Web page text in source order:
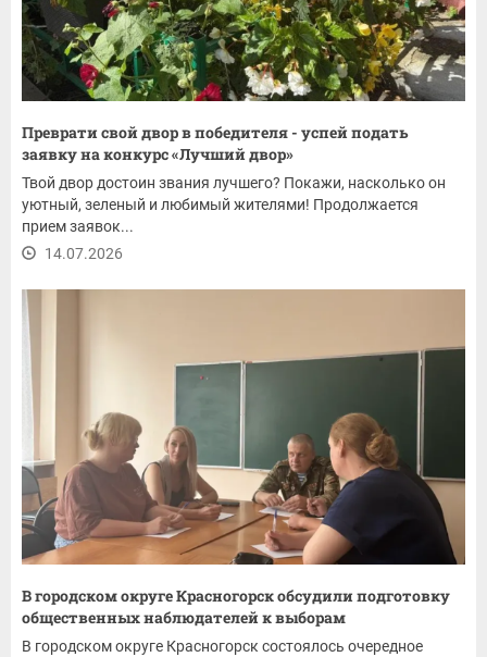
Преврати свой двор в победителя - успей подать
заявку на конкурс «Лучший двор»
Твой двор достоин звания лучшего? Покажи, насколько он
уютный, зеленый и любимый жителями! Продолжается
прием заявок...
14.07.2026
В городском округе Красногорск обсудили подготовку
общественных наблюдателей к выборам
В городском округе Красногорск состоялось очередное